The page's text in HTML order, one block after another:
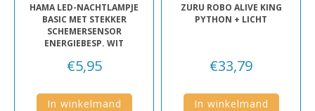
HAMA LED-NACHTLAMPJE
BASIC MET STEKKER
SCHEMERSENSOR
ENERGIEBESP. WIT
€5,95
In winkelmand
ZURU ROBO ALIVE KING
PYTHON + LICHT
€33,79
In winkelmand